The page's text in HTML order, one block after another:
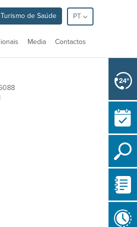
Turismo de Saúde PT
Media Contactos